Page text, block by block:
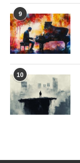
9
10